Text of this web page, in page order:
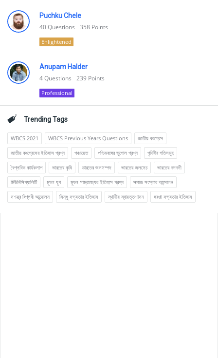
Puchku Chele
40Questions 358 Points
Enlightened
Anupam Halder
4Questions 239 Points
Professional
Trending Tags
WBCS 2021 WBCS Previous Years Questions
জাতীয় কংগ্রেস
জাতীয় কংগ্রেসের ইতিহাস প্রশ্ন
পঞ্চায়েত পশ্চিমবঙ্গের ভূগোল প্রশ্ন
পৃথিবীর গতিসমূহ
বৈপ্লবিক কার্যকলাপ
ভারতের কৃষি ভারতের জলসম্পদ ভারতের জলসেচ
ভারতের নদনদী
মিউনিসিপ্যালিটি
মুঘল যুগ মুঘল সাম্রাজ্যের ইতিহাস প্রশ্ন
সমাজ সংস্কার আন্দোলন
সশস্ত্র বিপ্লবী আন্দোলন
সিন্ধু সভ্যতার ইতিহাস স্থানীয় স্বায়ত্তশাসন হরপ্পা সভ্যতার ইতিহাস